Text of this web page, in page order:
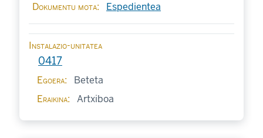
Dokumentu mota
Espedientea
Instalazio-unitatea
0417
Egoera
Beteta
Eraikina
Artxiboa